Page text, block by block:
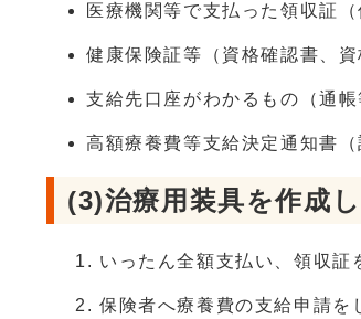
医療機関等で支払った領収証
健康保険証等（資格確認書、資
支給先口座がわかるもの（通帳
高額療養費等支給決定通知書（
(3)治療用装具を作成
いったん全額支払い、領収証
保険者へ療養費の支給申請を